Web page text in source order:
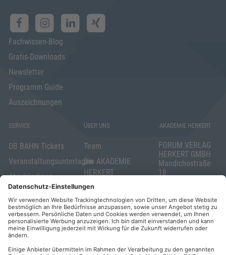
Fachwissen-Blog
Gratis-Downloads
Newsletter
Programm Guide
Auszeichnungen
SERVICE
DB BAHN Tickets
Veranstaltungsunterlagen
Abo kündigen
Widerrufsrecht
für Verbraucher
Elektronischer
Geschäftsverkehr
ÜBER UNS
Team
Die AKADEMIE
HERKERT
FORUM VERLAG
HERKERT
Kontakt
AKADEMIE HERKERT
FORUM VERLAG
HERKERT GMBH
Mandichostraße
18
Telefon: +49
(0)8233 381-123
Telefax: +49
(0)8233 381-222
E-Mail:
herkert.de